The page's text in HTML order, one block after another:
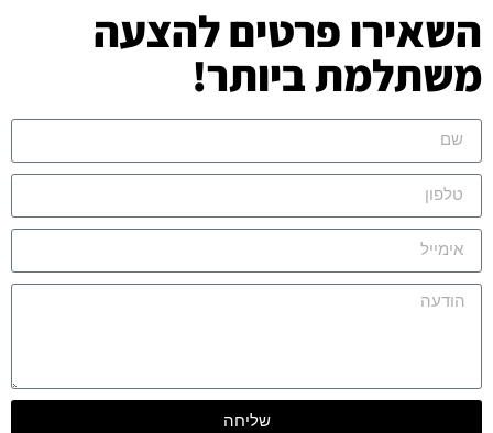
השאירו פרטים להצעה
משתלמת ביותר!
שליחה